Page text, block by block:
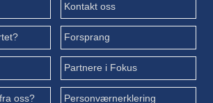
Kontakt oss
Forsprang
Partnere i Fokus
oss? Personværnerklering